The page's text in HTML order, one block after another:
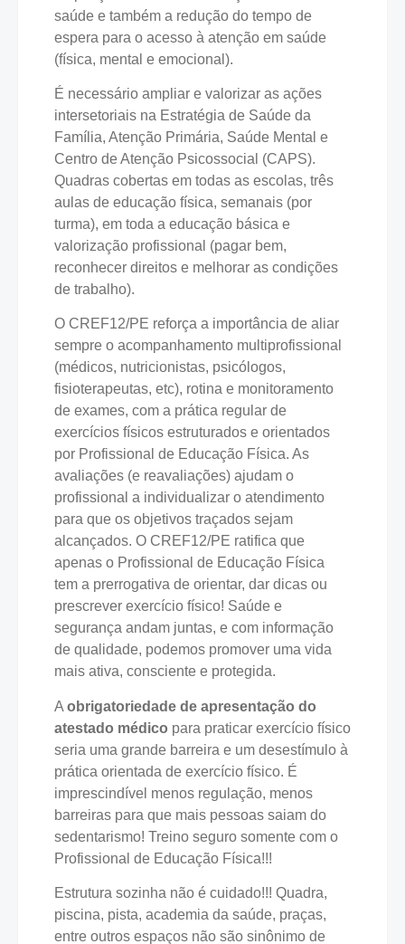
saúde e também a redução do tempo de
espera para o acesso à atenção em saúde
(física, mental e emocional).
É necessário ampliar e valorizar as ações
intersetoriais na Estratégia de Saúde da
Família, Atenção Primária, Saúde Mental e
Centro de Atenção Psicossocial (CAPS).
Quadras cobertas em todas as escolas, três
aulas de educação física, semanais (por
turma), em toda a educação básica e
valorização profissional (pagar bem,
reconhecer direitos e melhorar as condições
de trabalho).
O CREF12/PE reforça a importância de aliar
sempre o acompanhamento multiprofissional
(médicos, nutricionistas, psicólogos,
fisioterapeutas, etc), rotina e monitoramento
de exames, com a prática regular de
exercícios físicos estruturados e orientados
por Profissional de Educação Física. As
avaliações (e reavaliações) ajudam o
profissional a individualizar o atendimento
para que os objetivos traçados sejam
alcançados. O CREF12/PE ratifica que
apenas o Profissional de Educação Física
tem a prerrogativa de orientar, dar dicas ou
prescrever exercício físico! Saúde e
segurança andam juntas, e com informação
de qualidade, podemos promover uma vida
mais ativa, consciente e protegida.
A obrigatoriedade de apresentação do
atestado médico para praticar exercício físico
seria uma grande barreira e um desestímulo à
prática orientada de exercício físico. É
imprescindível menos regulação, menos
barreiras para que mais pessoas saiam do
sedentarismo! Treino seguro somente com o
Profissional de Educação Física!!!
Estrutura sozinha não é cuidado!!! Quadra,
piscina, pista, academia da saúde, praças,
entre outros espaços não são sinônimo de